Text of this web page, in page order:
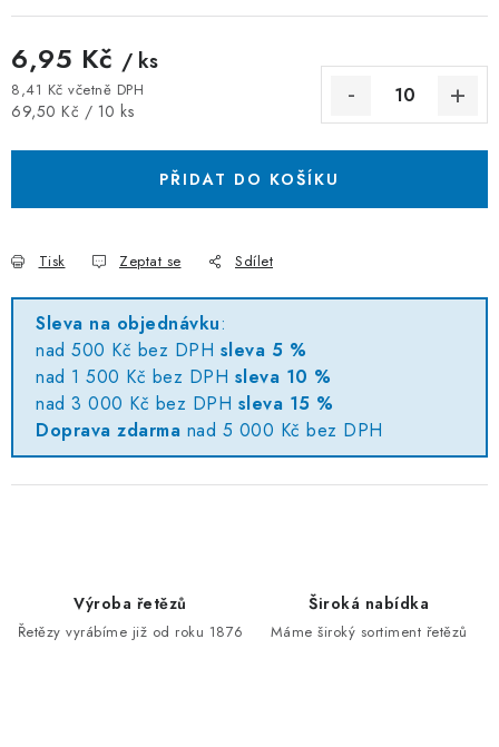
6,95 Kč / ks
8,41 Kč včetně DPH
Měrná cena:
69,50 Kč / 10 ks
PŘIDAT DO KOŠÍKU
Tisk Zeptat se Sdílet
Sleva na objednávku:
nad 500 Kč bez DPH sleva 5 %
nad 1 500 Kč bez DPH sleva 10 %
nad 3 000 Kč bez DPH sleva 15 %
Doprava zdarma nad 5 000 Kč bez DPH
Výroba řetězů
Řetězy vyrábíme již od roku 1876
Široká nabídka
Máme široký sortiment řetězů